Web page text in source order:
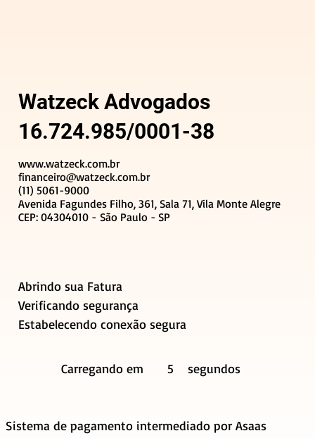
Watzeck Advogados
16.724.985/0001-38
www.watzeck.com.br
financeiro@watzeck.com.br
(11) 5061-9000
Avenida Fagundes Filho, 361, Sala 71, Vila Monte Alegre
CEP: 04304010 - São Paulo - SP
Abrindo sua Fatura
Estabelecendo conexão segura
Carregando em 5 segundos
Verificando segurança
Sistema de pagamento intermediado por Asaas